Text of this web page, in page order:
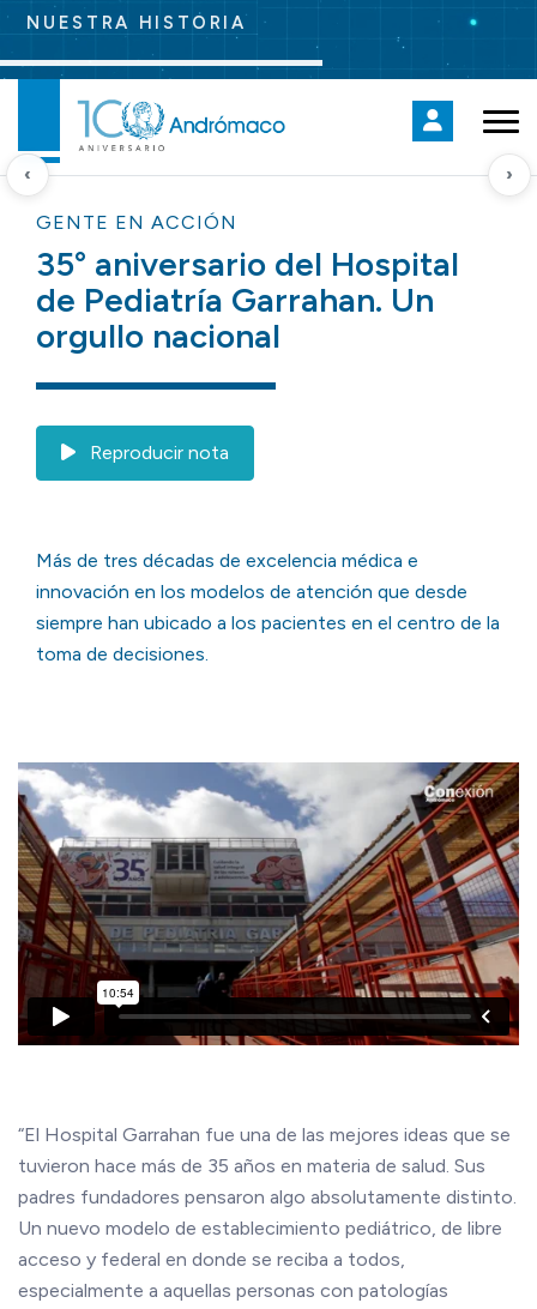
Ingresá aquí para transitar juntos nuestros 100 años de historia.
‹ ›
GENTE EN ACCIÓN
35° aniversario del Hospital
de Pediatría Garrahan. Un
orgullo nacional
Reproducir nota
Más de tres décadas de excelencia médica e
innovación en los modelos de atención que desde
siempre han ubicado a los pacientes en el centro de la
toma de decisiones.
“El Hospital Garrahan fue una de las mejores ideas que se
tuvieron hace más de 35 años en materia de salud. Sus
padres fundadores pensaron algo absolutamente distinto.
Un nuevo modelo de establecimiento pediátrico, de libre
acceso y federal en donde se reciba a todos,
especialmente a aquellas personas con patologías